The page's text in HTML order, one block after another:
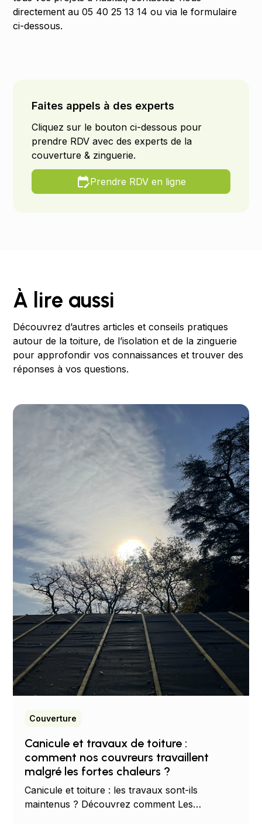
directement au 05 40 25 13 14 ou via le formulaire
ci-dessous.
Faites appels à des experts
Cliquez sur le bouton ci-dessous pour
prendre RDV avec des experts de la
couverture & zinguerie.
Prendre RDV en ligne
À lire aussi
Découvrez d’autres articles et conseils pratiques
autour de la toiture, de l’isolation et de la zinguerie
pour approfondir vos connaissances et trouver des
réponses à vos questions.
Couverture
Canicule et travaux de toiture :
comment nos couvreurs travaillent
malgré les fortes chaleurs ?
Canicule et toiture : les travaux sont-ils
maintenus ? Découvrez comment Les